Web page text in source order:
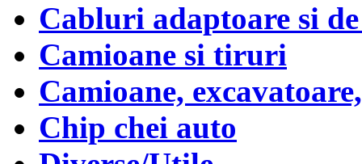
Cabluri adaptoare si
Camioane si tiruri
Camioane,
Chip chei auto